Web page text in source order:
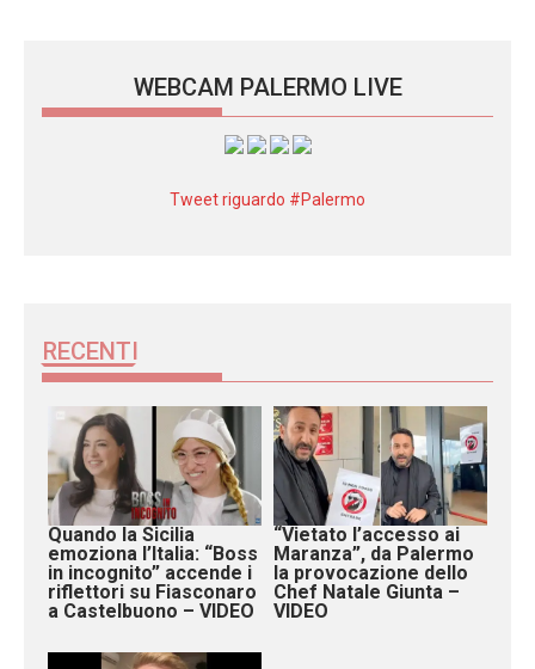
WEBCAM PALERMO LIVE
Tweet riguardo #Palermo
RECENTI
Quando la Sicilia
emoziona l’Italia: “Boss
in incognito” accende i
riflettori su Fiasconaro
a Castelbuono – VIDEO
“Vietato l’accesso ai
Maranza”, da Palermo
la provocazione dello
Chef Natale Giunta –
VIDEO